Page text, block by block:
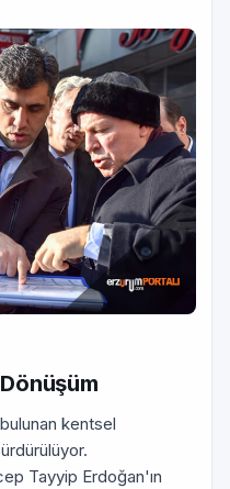
kentsel
Tayyip Erdoğan'ın